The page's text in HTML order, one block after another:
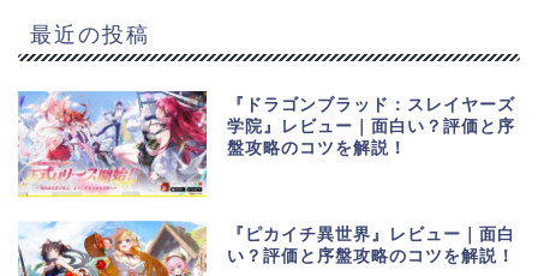
最近の投稿
『ドラゴンブラッド：スレイヤーズ
学院』レビュー｜面白い？評価と序
盤攻略のコツを解説！
『ピカイチ異世界』レビュー｜面白
い？評価と序盤攻略のコツを解説！